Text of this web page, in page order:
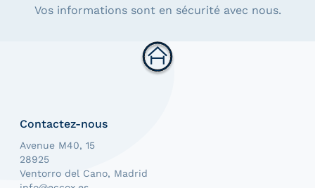
Contactez-nous
Avenue M40, 15
28925
Ventorro del Cano, Madrid
Vos informations sont en sécurité avec nous.